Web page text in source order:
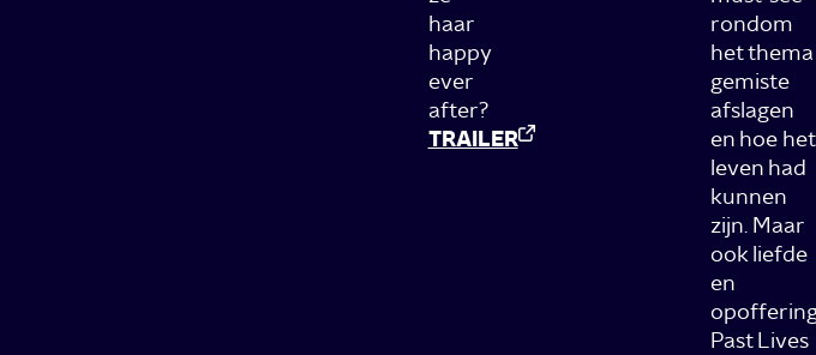
haar
happy
ever
after?
TRAILER
rondom
het thema
gemiste
afslagen
en hoe het
leven had
kunnen
zijn. Maar
ook liefde
en
Past Lives